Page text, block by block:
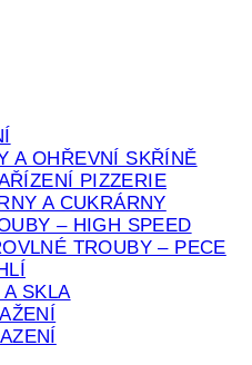
A OHŘEVNÍ SKŘÍNĚ
PIZZERIE
A CUKRÁRNY
– HIGH SPEED
TROUBY – PECE
SKLA